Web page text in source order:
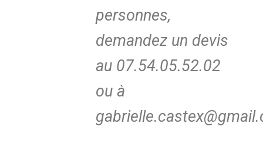
personnes,
demandez un devis
au 07.54.05.52.02
ou à